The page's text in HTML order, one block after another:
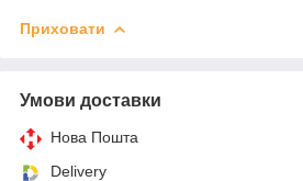
Приховати
Умови доставки
Нова Пошта
Delivery